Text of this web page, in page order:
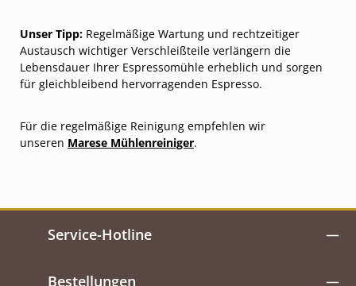
Unser Tipp: Regelmäßige Wartung und rechtzeitiger
Austausch wichtiger Verschleißteile verlängern die
Lebensdauer Ihrer Espressomühle erheblich und sorgen
für gleichbleibend hervorragenden Espresso.
Für die regelmäßige Reinigung empfehlen wir
unseren Marese Mühlenreiniger.
Service-Hotline
Bestellungen